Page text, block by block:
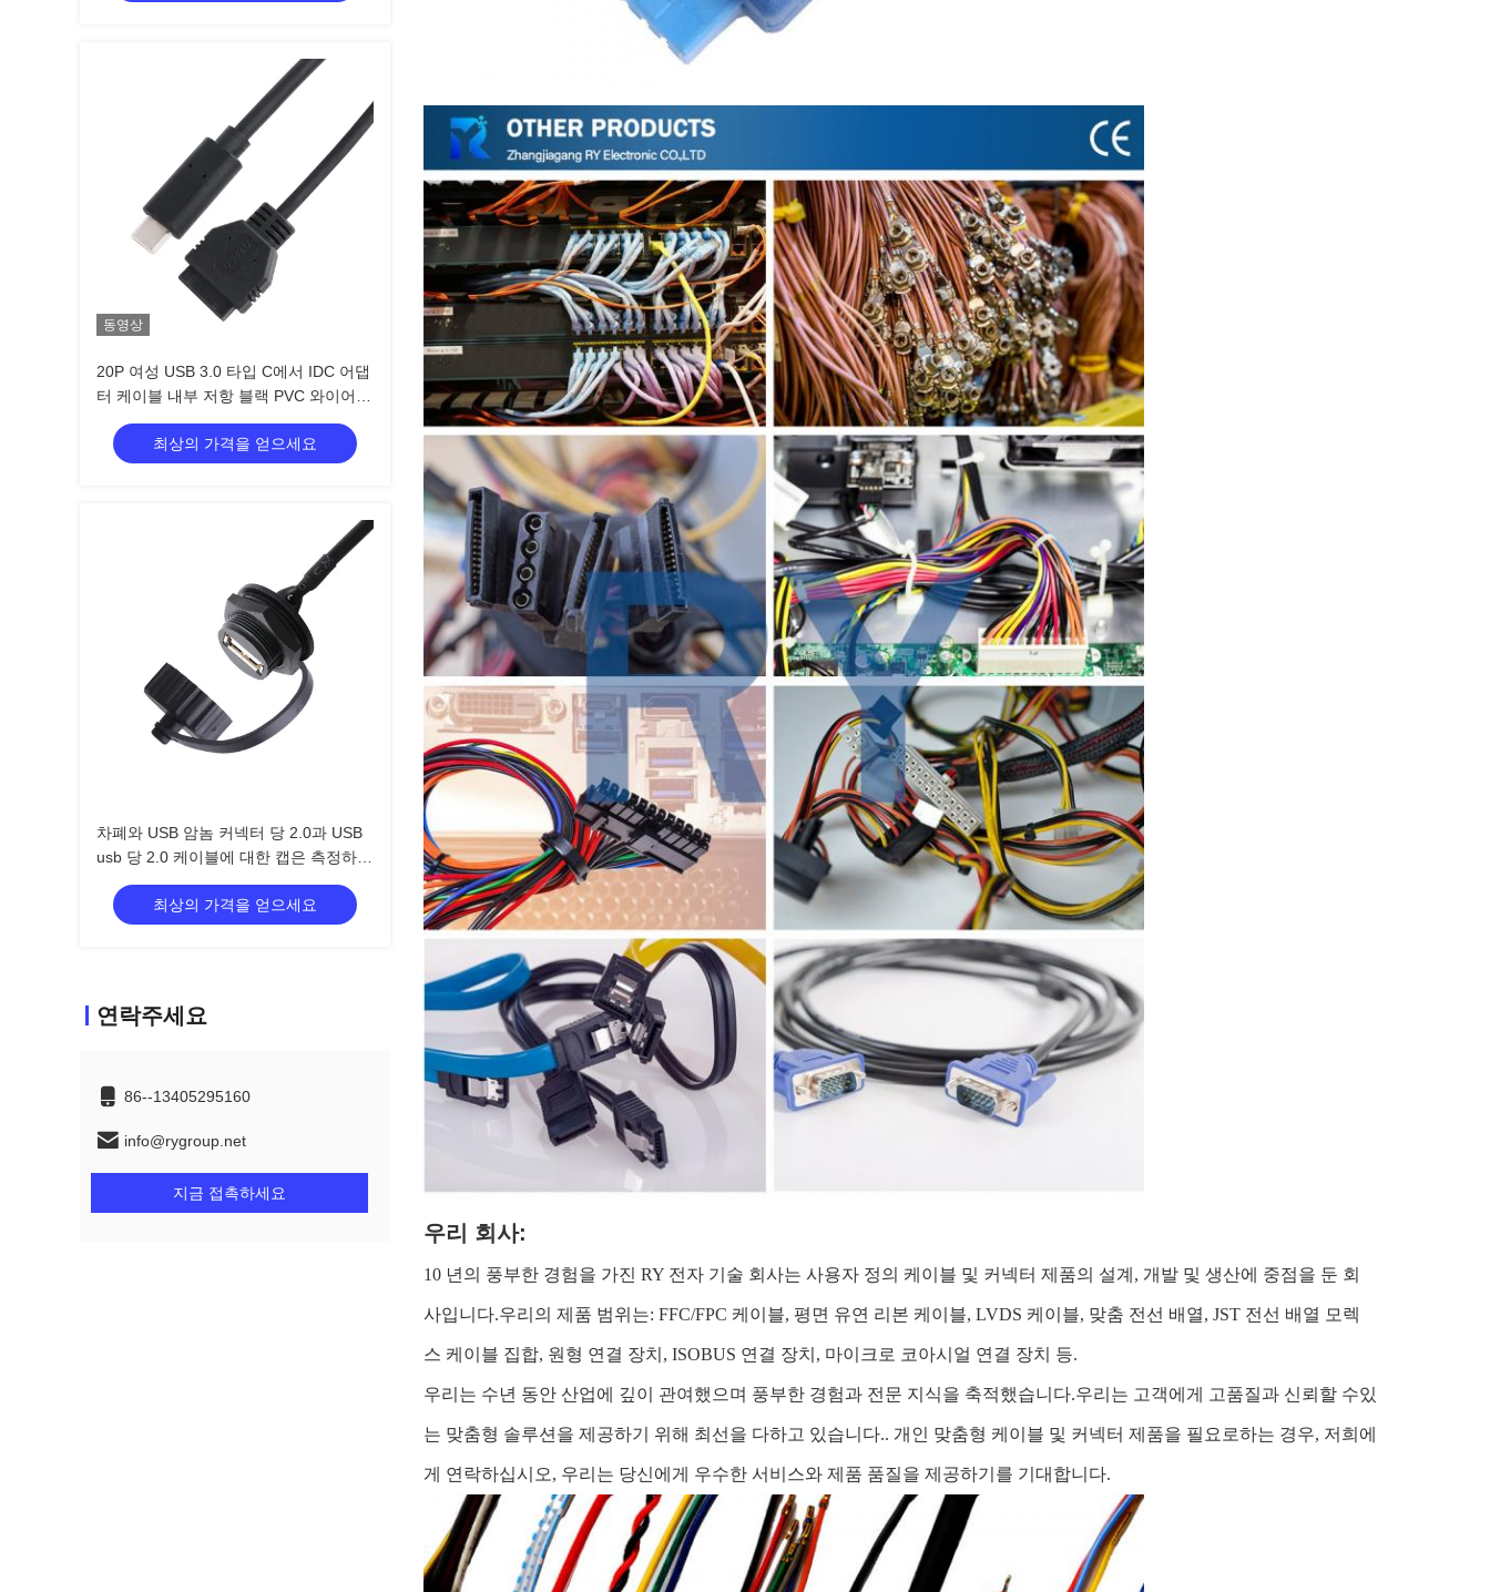
동영상
20P 여성 USB 3.0 타입 C에서 IDC 어댑
터 케이블 내부 저항 블랙 PVC 와이어
OEM ODM
최상의 가격을 얻으세요
차폐와 USB 암놈 커넥터 당 2.0과 USB
usb 당 2.0 케이블에 대한 캡은 측정하기
위해 했습니다
최상의 가격을 얻으세요
연락주세요
86--13405295160
info@rygroup.net
지금 접촉하세요
우리 회사:
10 년의 풍부한 경험을 가진 RY 전자 기술 회사는 사용자 정의 케이블 및 커넥터 제품의 설계, 개발 및 생산에 중점을 둔 회
사입니다.우리의 제품 범위는: FFC/FPC 케이블, 평면 유연 리본 케이블, LVDS 케이블, 맞춤 전선 배열, JST 전선 배열 모렉
스 케이블 집합, 원형 연결 장치, ISOBUS 연결 장치, 마이크로 코아시얼 연결 장치 등.
우리는 수년 동안 산업에 깊이 관여했으며 풍부한 경험과 전문 지식을 축적했습니다.우리는 고객에게 고품질과 신뢰할 수있
는 맞춤형 솔루션을 제공하기 위해 최선을 다하고 있습니다.. 개인 맞춤형 케이블 및 커넥터 제품을 필요로하는 경우, 저희에
게 연락하십시오, 우리는 당신에게 우수한 서비스와 제품 품질을 제공하기를 기대합니다.